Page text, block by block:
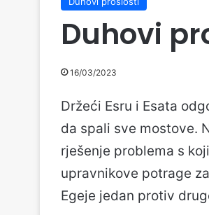
Duhovi
16/03/2023
Držeći Esru i Esata
da spali sve mostove.
rješenje problema s
upravnikove potrage
Egeje jedan protiv